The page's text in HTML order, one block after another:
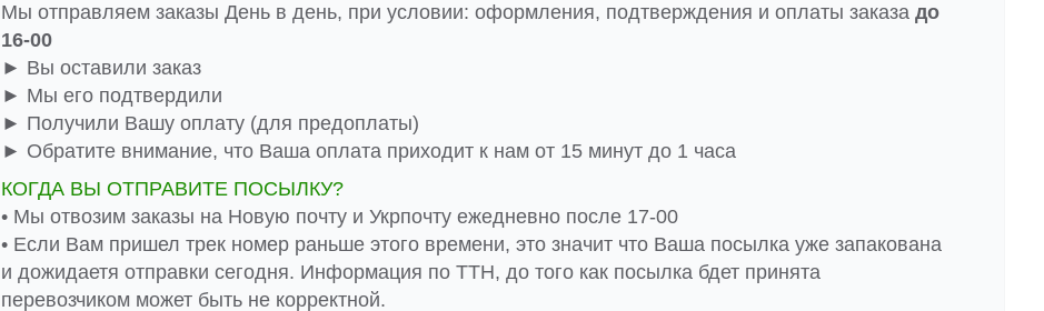
Мы отправляем заказы День в день, при условии: оформления, подтверждения и оплаты заказа до
16-00
► Вы оставили заказ
► Мы его подтвердили
► Получили Вашу оплату (для предоплаты)
► Обратите внимание, что Ваша оплата приходит к нам от 15 минут до 1 часа
КОГДА ВЫ ОТПРАВИТЕ ПОСЫЛКУ?
• Мы отвозим заказы на Новую почту и Укрпочту ежедневно после 17-00
• Если Вам пришел трек номер раньше этого времени, это значит что Ваша посылка уже запакована
и дожидаетя отправки сегодня. Информация по ТТН, до того как посылка бдет принята
перевозчиком может быть не корректной.